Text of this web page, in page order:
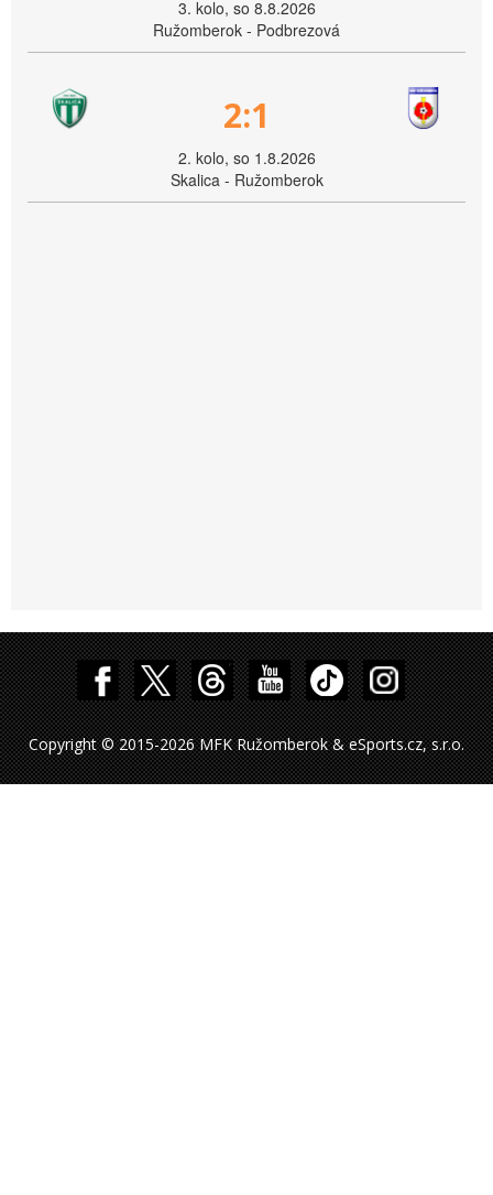
3. kolo, so 8.8.2026
Ružomberok - Podbrezová
2:1
2. kolo, so 1.8.2026
Skalica - Ružomberok
Copyright © 2015-2026 MFK Ružomberok & eSports.cz, s.r.o.